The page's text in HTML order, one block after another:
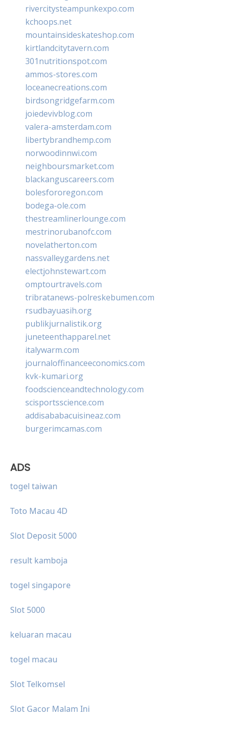
rivercitysteampunkexpo.com
kchoops.net
mountainsideskateshop.com
kirtlandcitytavern.com
301nutritionspot.com
ammos-stores.com
loceanecreations.com
birdsongridgefarm.com
joiedevivblog.com
valera-amsterdam.com
libertybrandhemp.com
norwoodinnwi.com
neighboursmarket.com
blackanguscareers.com
bolesfororegon.com
bodega-ole.com
thestreamlinerlounge.com
mestrinorubanofc.com
novelatherton.com
nassvalleygardens.net
electjohnstewart.com
omptourtravels.com
tribratanews-polreskebumen.com
rsudbayuasih.org
publikjurnalistik.org
juneteenthapparel.net
italywarm.com
journaloffinanceeconomics.com
kvk-kumari.org
foodscienceandtechnology.com
scisportsscience.com
addisababacuisineaz.com
burgerimcamas.com
ADS
togel taiwan
Toto Macau 4D
Slot Deposit 5000
result kamboja
togel singapore
Slot 5000
keluaran macau
togel macau
Slot Telkomsel
Slot Gacor Malam Ini